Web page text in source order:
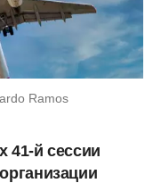
Ramos
41-й сессии